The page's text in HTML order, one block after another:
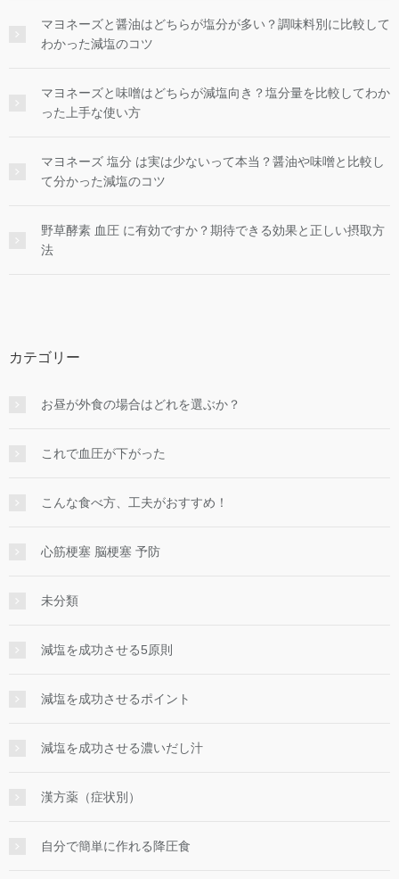
マヨネーズと醤油はどちらが塩分が多い？調味料別に比較して
わかった減塩のコツ
マヨネーズと味噌はどちらが減塩向き？塩分量を比較してわか
った上手な使い方
マヨネーズ 塩分 は実は少ないって本当？醤油や味噌と比較し
て分かった減塩のコツ
野草酵素 血圧 に有効ですか？期待できる効果と正しい摂取方
法
カテゴリー
お昼が外食の場合はどれを選ぶか？
これで血圧が下がった
こんな食べ方、工夫がおすすめ！
心筋梗塞 脳梗塞 予防
未分類
減塩を成功させる5原則
減塩を成功させるポイント
減塩を成功させる濃いだし汁
漢方薬（症状別）
自分で簡単に作れる降圧食